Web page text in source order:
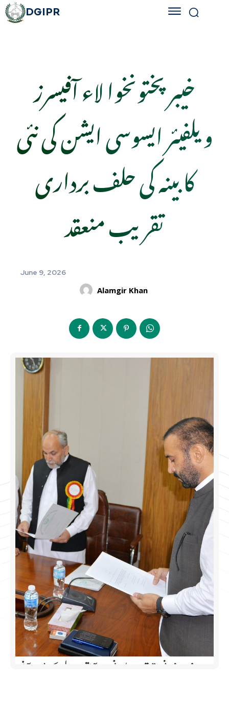
DGIPR
خیبر پختونخوا لاء آفیسرز
ویلفیئر ایسوسی ایشن کی نئی
کابینہ کی حلف برداری
تقریب منعقد
June 9, 2026
Alamgir Khan